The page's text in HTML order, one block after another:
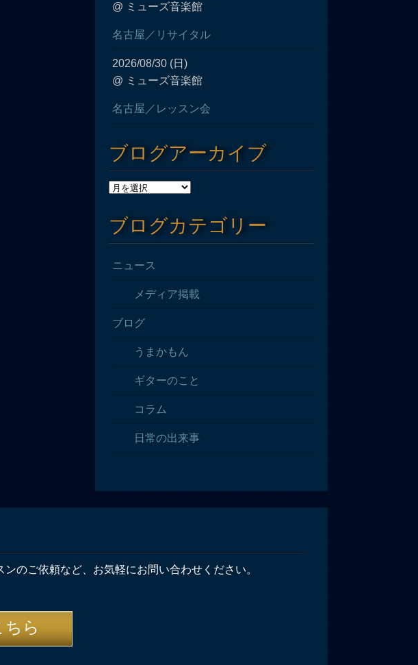
@ ミューズ音楽館
名古屋／リサイタル
2026/08/30 (日)
@ ミューズ音楽館
名古屋／レッスン会
ブログアーカイブ
ブログカテゴリー
ニュース
メディア掲載
ブログ
うまかもん
ギターのこと
コラム
日常の出来事
のご依頼など、お気軽にお問い合わせください。
ら